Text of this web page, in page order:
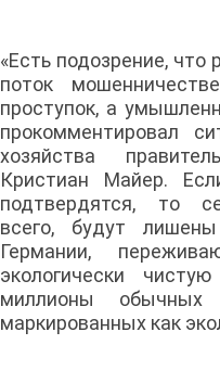
«Есть подозрение, что
поток
проступок, а
прокомментировал
хозяйства
Кристиан Майер.
подтвердятся, то
всего, будут
Германии,
экологически
миллионы обычных
маркированных как